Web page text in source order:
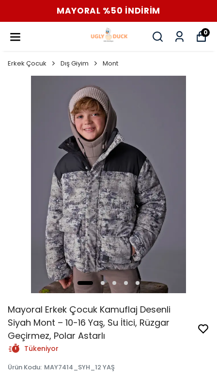
MAYORAL %50 İNDİRİM
0
Erkek Çocuk Dış Giyim Mont
Mayoral Erkek Çocuk Kamuflaj Desenli
Siyah Mont – 10-16 Yaş, Su İtici, Rüzgar
Geçirmez, Polar Astarlı
Tükeniyor
Ürün Kodu: MAY7414_SYH_12 YAŞ